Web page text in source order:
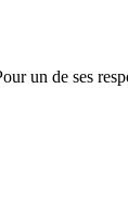
un de ses